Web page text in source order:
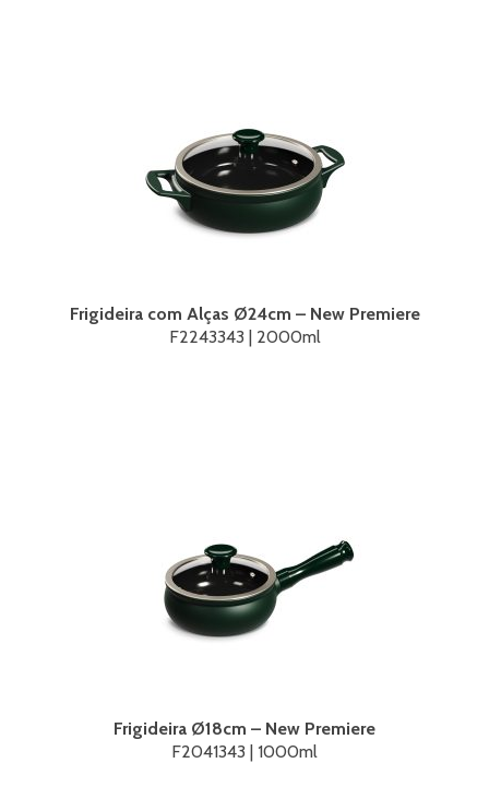
Frigideira com Alças Ø24cm – New Premiere
F2243343 | 2000ml
Frigideira Ø18cm – New Premiere
F2041343 | 1000ml